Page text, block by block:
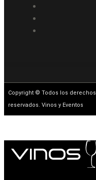
Copyright © Todos los derechos
reservados. Vinos y Eventos